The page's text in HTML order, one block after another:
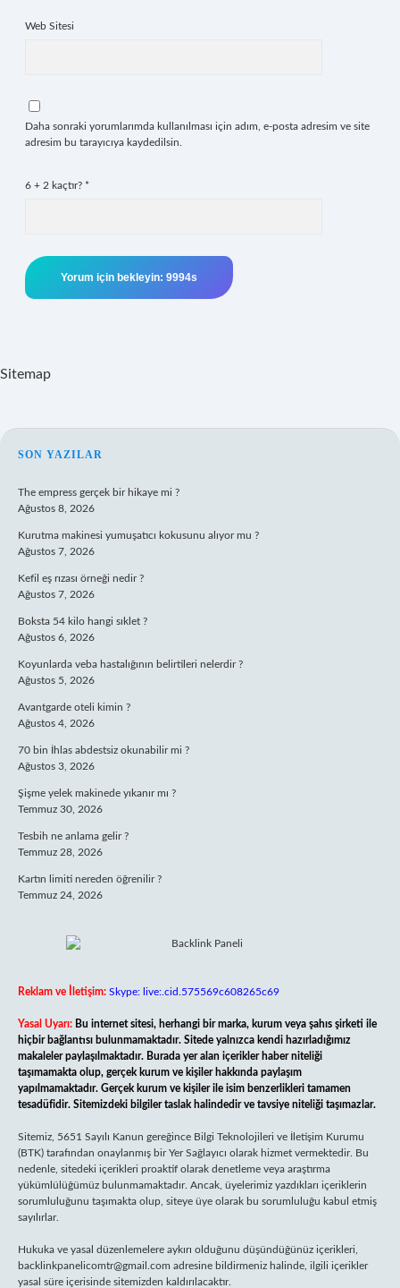
Web Sitesi
Daha sonraki yorumlarımda kullanılması için adım, e-posta adresim ve site
adresim bu tarayıcıya kaydedilsin.
6 + 2 kaçtır? *
Sitemap
SIDEBAR
SON YAZILAR
The empress gerçek bir hikaye mi ?
Ağustos 8, 2026
Kurutma makinesi yumuşatıcı kokusunu alıyor mu ?
Ağustos 7, 2026
Kefil eş rızası örneği nedir ?
Ağustos 7, 2026
Boksta 54 kilo hangi sıklet ?
Ağustos 6, 2026
Koyunlarda veba hastalığının belirtileri nelerdir ?
Ağustos 5, 2026
Avantgarde oteli kimin ?
Ağustos 4, 2026
70 bin İhlas abdestsiz okunabilir mi ?
Ağustos 3, 2026
Şişme yelek makinede yıkanır mı ?
Temmuz 30, 2026
Tesbih ne anlama gelir ?
Temmuz 28, 2026
Kartın limiti nereden öğrenilir ?
Temmuz 24, 2026
Reklam ve İletişim: Skype: live:.cid.575569c608265c69
Yasal Uyarı: Bu internet sitesi, herhangi bir marka, kurum veya şahıs şirketi ile
hiçbir bağlantısı bulunmamaktadır. Sitede yalnızca kendi hazırladığımız
makaleler paylaşılmaktadır. Burada yer alan içerikler haber niteliği
taşımamakta olup, gerçek kurum ve kişiler hakkında paylaşım
yapılmamaktadır. Gerçek kurum ve kişiler ile isim benzerlikleri tamamen
tesadüfidir. Sitemizdeki bilgiler taslak halindedir ve tavsiye niteliği taşımazlar.
Sitemiz, 5651 Sayılı Kanun gereğince Bilgi Teknolojileri ve İletişim Kurumu
(BTK) tarafından onaylanmış bir Yer Sağlayıcı olarak hizmet vermektedir. Bu
nedenle, sitedeki içerikleri proaktif olarak denetleme veya araştırma
yükümlülüğümüz bulunmamaktadır. Ancak, üyelerimiz yazdıkları içeriklerin
sorumluluğunu taşımakta olup, siteye üye olarak bu sorumluluğu kabul etmiş
sayılırlar.
Hukuka ve yasal düzenlemelere aykırı olduğunu düşündüğünüz içerikleri,
backlinkpanelicomtr@gmail.com adresine bildirmeniz halinde, ilgili içerikler
yasal süre içerisinde sitemizden kaldırılacaktır.